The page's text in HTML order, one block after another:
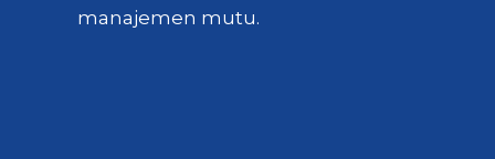
manajemen mutu.